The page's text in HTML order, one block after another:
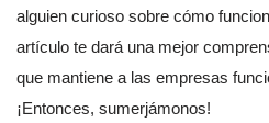
alguien curioso sobre cómo
artículo te dará una mejor
que mantiene a las empresas
¡Entonces, sumerjámonos!